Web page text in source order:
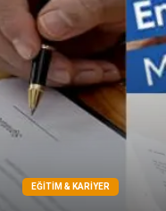
EĞITIM & KARIYER